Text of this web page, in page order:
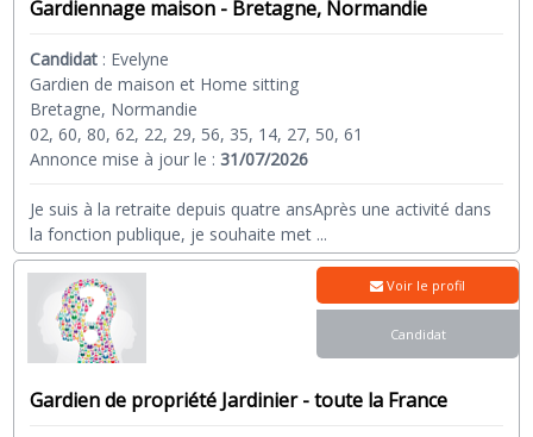
Gardiennage maison - Bretagne, Normandie
Candidat : Evelyne
Gardien de maison et Home sitting
Bretagne, Normandie
02, 60, 80, 62, 22, 29, 56, 35, 14, 27, 50, 61
Annonce mise à jour le :31/07/2026
Je suis à la retraite depuis quatre ansAprès une activité dans
la fonction publique, je souhaite met ...
Gardien de propriété Jardinier - toute la France
Voir le profil
Candidat